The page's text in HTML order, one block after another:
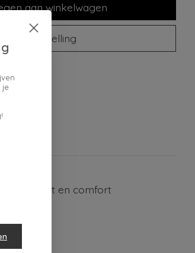
aan winkelwagen
Plaats bestelling
intimiteit en comfort
je